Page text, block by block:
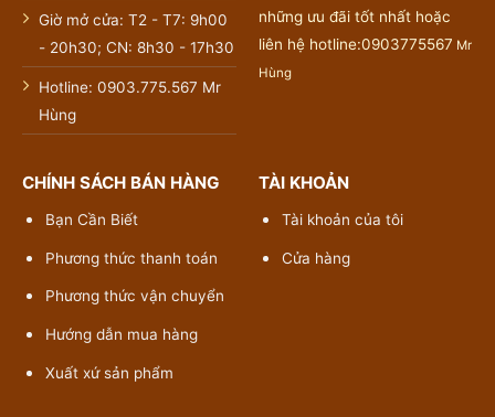
Giờ mở cửa: T2 - T7: 9h00
- 20h30; CN: 8h30 - 17h30
Hotline: 0903.775.567 Mr
Hùng
những ưu đãi tốt nhất hoặc
liên hệ hotline:0903775567 Mr
Hùng
CHÍNH SÁCH BÁN HÀNG
Bạn Cần Biết
Phương thức thanh toán
Phương thức vận chuyển
Hướng dẫn mua hàng
Xuất xứ sản phẩm
TÀI KHOẢN
Tài khoản của tôi
Cửa hàng